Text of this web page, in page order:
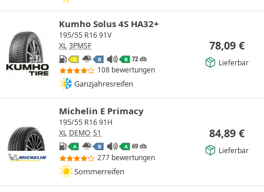
Kumho Solus 4S HA32+
195/55 R16 91V
XL 3PMSF
C B B 72 db
108 bewertungen
Ganzjahresreifen
78,09 €
Lieferbar
Michelin E Primacy
195/55 R16 91H
XL DEMO S1
A B A 69 db
277 bewertungen
Sommerreifen
84,89 €
Lieferbar